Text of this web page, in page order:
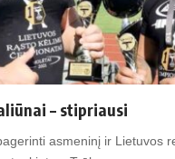
– stipriausi
asmeninį ir Lietuvos